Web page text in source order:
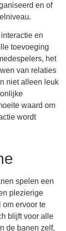
en of
en
toevoeging
het
van relaties
niet alleen leuk
waard om
wordt
spelen een
plezierige
ervoor te
blijft voor alle
de banen zelf,